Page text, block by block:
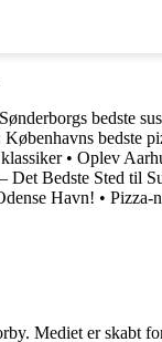
bedste
Københavns bedste
• Oplev
Det Bedste Sted til
Havn! • Pizza-
Mediet er skabt